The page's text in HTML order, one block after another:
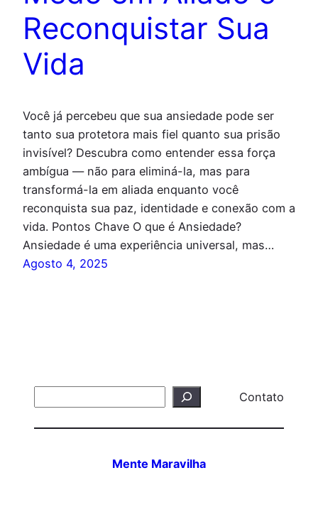
Reconquistar Sua
Vida
Você já percebeu que sua ansiedade pode ser
tanto sua protetora mais fiel quanto sua prisão
invisível? Descubra como entender essa força
ambígua — não para eliminá-la, mas para
transformá-la em aliada enquanto você
reconquista sua paz, identidade e conexão com a
vida. Pontos Chave O que é Ansiedade?
Ansiedade é uma experiência universal, mas…
Agosto 4, 2025
Contato
Mente Maravilha